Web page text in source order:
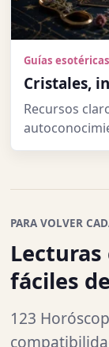
Guías esotéricas
Cristales,
Recursos
PARA VOLVER
Lecturas
fáciles
123